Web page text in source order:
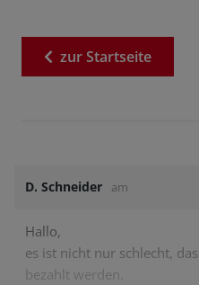
zurStartseite
D. Schneider am
Hallo,
es ist nicht nur schlecht,
bezahlt werden.